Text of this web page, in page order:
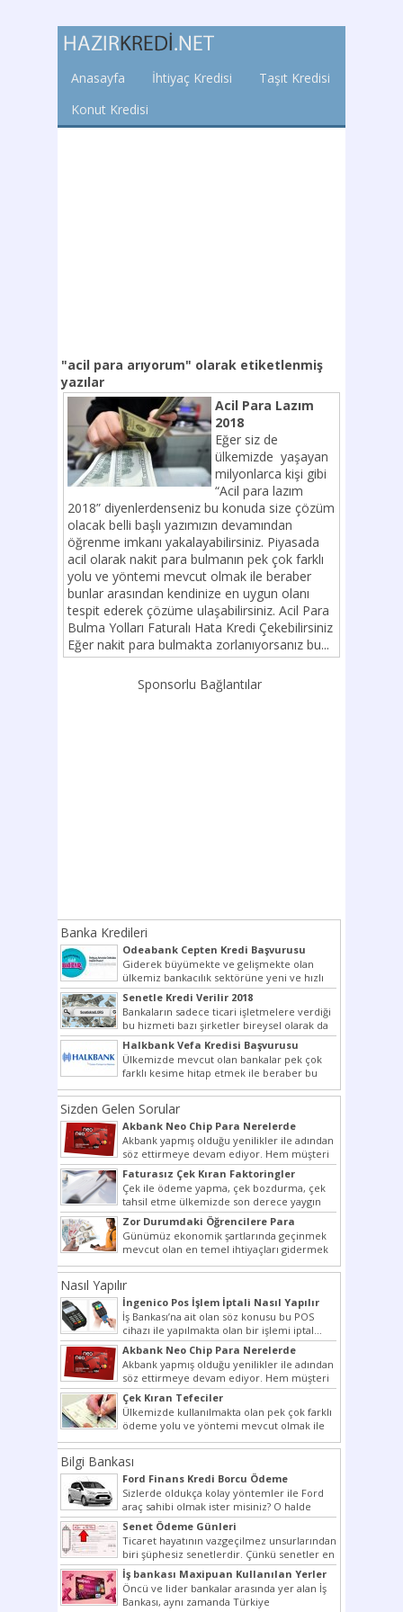
Anasayfa İhtiyaç Kredisi
Taşıt Kredisi
Konut Kredisi
"acil para arıyorum" olarak etiketlenmiş
yazılar
Acil Para Lazım
2018
Eğer siz de
ülkemizde yaşayan
milyonlarca kişi gibi
“Acil para lazım
2018” diyenlerdenseniz bu konuda size çözüm
olacak belli başlı yazımızın devamından
öğrenme imkanı yakalayabilirsiniz. Piyasada
acil olarak nakit para bulmanın pek çok farklı
yolu ve yöntemi mevcut olmak ile beraber
bunlar arasından kendinize en uygun olanı
tespit ederek çözüme ulaşabilirsiniz. Acil Para
Bulma Yolları Faturalı Hata Kredi Çekebilirsiniz
Eğer nakit para bulmakta zorlanıyorsanız bu...
Sponsorlu Bağlantılar
Banka Kredileri
Odeabank Cepten Kredi Başvurusu
KREDIM 8444
Giderek büyümekte ve gelişmekte olan
ülkemiz bankacılık sektörüne yeni ve hızlı
bir giriş yapmış olan...
Senetle Kredi Verilir 2018
Bankaların sadece ticari işletmelere verdiği
bu hizmeti bazı şirketler bireysel olarak da
vermektedir. Senetle kredi...
Halkbank Vefa Kredisi Başvurusu
Ülkemizde mevcut olan bankalar pek çok
farklı kesime hitap etmek ile beraber bu
noktada son...
Sizden Gelen Sorular
Akbank Neo Chip Para Nerelerde
Kullanılır?
Akbank yapmış olduğu yenilikler ile adından
söz ettirmeye devam ediyor. Hem müşteri
potansiyelini arttırmak hem...
Faturasız Çek Kıran Faktoringler
Çek ile ödeme yapma, çek bozdurma, çek
tahsil etme ülkemizde son derece yaygın
bir şekilde...
Zor Durumdaki Öğrencilere Para
Yardımı
Günümüz ekonomik şartlarında geçinmek
mevcut olan en temel ihtiyaçları gidermek
dahi son derece zor olmak...
Nasıl Yapılır
İngenico Pos İşlem İptali Nasıl Yapılır
İş Bankası’na ait olan söz konusu bu POS
cihazı ile yapılmakta olan bir işlemi iptal...
Akbank Neo Chip Para Nerelerde
Kullanılır?
Akbank yapmış olduğu yenilikler ile adından
söz ettirmeye devam ediyor. Hem müşteri
potansiyelini arttırmak hem...
Çek Kıran Tefeciler
Ülkemizde kullanılmakta olan pek çok farklı
ödeme yolu ve yöntemi mevcut olmak ile
beraber bunlar...
Bilgi Bankası
Ford Finans Kredi Borcu Ödeme
Sizlerde oldukça kolay yöntemler ile Ford
araç sahibi olmak ister misiniz? O halde
yazımız ilginizi...
Senet Ödeme Günleri
Ticaret hayatının vazgeçilmez unsurlarından
biri şüphesiz senetlerdir. Çünkü senetler en
çok kullanılan ödeme araçlarıdır. Taksitler...
İş bankası Maxipuan Kullanılan Yerler
Öncü ve lider bankalar arasında yer alan İş
Bankası, aynı zamanda Türkiye